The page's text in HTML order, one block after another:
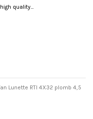
quality...
Lunette RTI 4X32 plomb 4,5